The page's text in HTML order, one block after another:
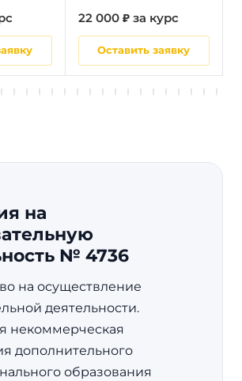
22 000 ₽ за курс
Оставить заявку
на
№ 4736
на осуществление
деятельности.
некоммерческая
дополнительного
образования